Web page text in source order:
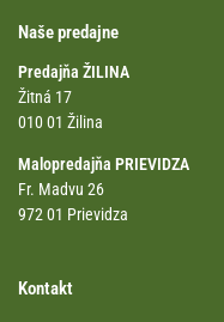
Naše predajne
Predajňa ŽILINA
Žitná 17
010 01 Žilina
Malopredajňa PRIEVIDZA
Fr. Madvu 26
972 01 Prievidza
Kontakt